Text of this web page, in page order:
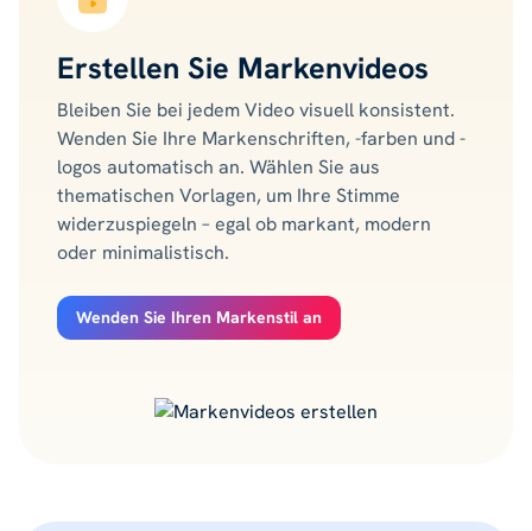
Erstellen Sie Markenvideos
Bleiben Sie bei jedem Video visuell konsistent.
Wenden Sie Ihre Markenschriften, -farben und -
logos automatisch an. Wählen Sie aus
thematischen Vorlagen, um Ihre Stimme
widerzuspiegeln – egal ob markant, modern
oder minimalistisch.
Wenden Sie Ihren Markenstil an